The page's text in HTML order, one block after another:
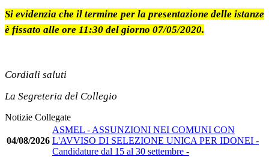
Si evidenzia che il termine per la presentazione delle istanze
è fissato alle ore 11:30 del giorno 07/05/2020.
Cordiali saluti
La Segreteria del Collegio
Notizie Collegate
04/08/2026
ASMEL - ASSUNZIONI NEI COMUNI CON
L'AVVISO DI SELEZIONE UNICA PER IDONEI -
Candidature dal 15 al 30 settembre -